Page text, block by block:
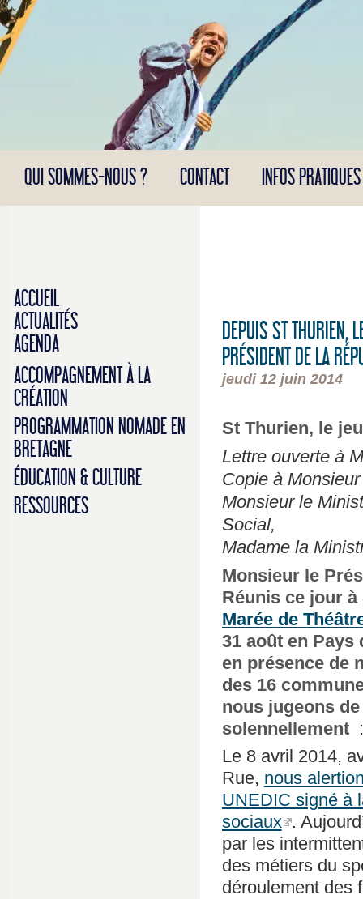
Panneau de gestion des cookies
QUI SOMMES-NOUS ? CONTACT INFOS PRATIQUES
ACCUEIL
ACTUALITÉS
AGENDA
ACCOMPAGNEMENT À LA
CRÉATION
PROGRAMMATION NOMADE EN
BRETAGNE
ÉDUCATION & CULTURE
RESSOURCES
DEPUIS ST THURIEN,
PRÉSIDENT DE LA
jeudi 12 juin 2014
St Thurien, le
Lettre ouverte à
Copie à
Monsieur le
Social,
Madame la
Monsieur le
Réunis ce jour à
Marée de
31 août en Pays
en présence de
des 16
nous jugeons
solennellement :
Le 8 avril 2014,
Rue, nous
UNEDIC signé à
sociaux .
par les
des métiers du
déroulement des